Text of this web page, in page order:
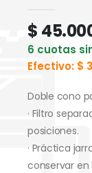
$
6 cuotas
Efectivo: $
Doble cono
· Filtro
posiciones.
· Práctica
conservar en